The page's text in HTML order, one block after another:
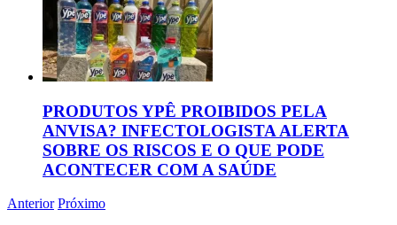
PRODUTOS YPÊ PROIBIDOS PELA
ANVISA? INFECTOLOGISTA ALERTA
SOBRE OS RISCOS E O QUE PODE
ACONTECER COM A SAÚDE
Anterior Próximo